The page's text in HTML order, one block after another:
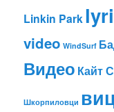
Linkin Park
video WindSurf
Видео Кайт
Шкорпиловци